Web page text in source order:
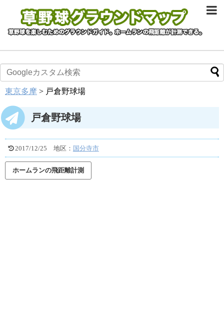
東京多摩 > 戸倉野球場
戸倉野球場
2017/12/25 地区： 国分寺市